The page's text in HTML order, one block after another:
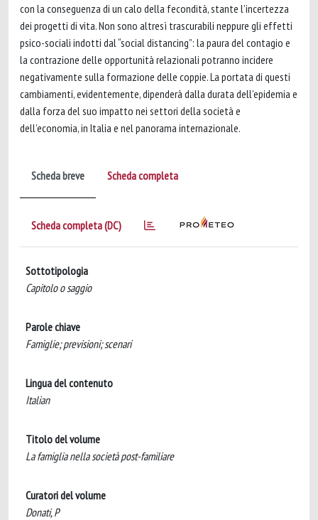
con la conseguenza di un calo della fecondità, stante l’incertezza
dei progetti di vita. Non sono altresì trascurabili neppure gli effetti
psico-sociali indotti dal “social distancing”: la paura del contagio e
la contrazione delle opportunità relazionali potranno incidere
negativamente sulla formazione delle coppie. La portata di questi
cambiamenti, evidentemente, dipenderà dalla durata dell’epidemia e
dalla forza del suo impatto nei settori della società e
dell’economia, in Italia e nel panorama internazionale.
Scheda breve Scheda completa
Scheda completa (DC)
Sottotipologia
Capitolo o saggio
Parole chiave
Famiglie; previsioni; scenari
Lingua del contenuto
Italian
Titolo del volume
La famiglia nella società post-familiare
Curatori del volume
Donati, P